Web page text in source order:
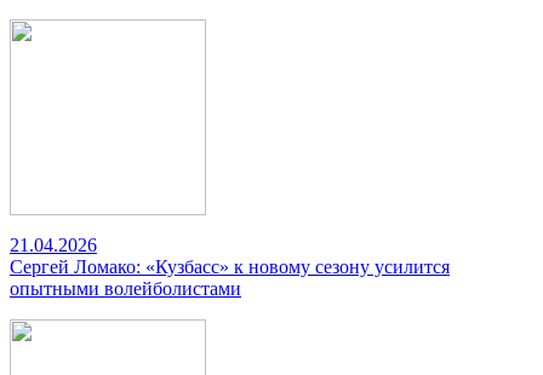
21.04.2026
Сергей Ломако: «Кузбасс» к новому сезону усилится
опытными волейболистами